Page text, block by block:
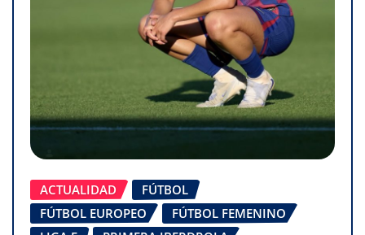
ACTUALIDAD
FÚTBOL
FÚTBOL EUROPEO
FÚTBOL FEMENINO